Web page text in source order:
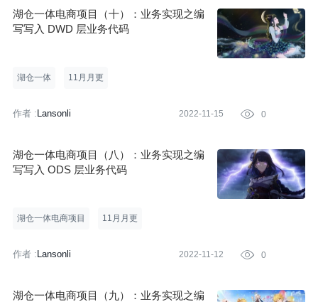
湖仓一体电商项目（十）：业务实现之编
写写入 DWD 层业务代码
湖仓一体 11月月更
作者 : Lansonli 2022-11-15  0
湖仓一体电商项目（八）：业务实现之编
写写入 ODS 层业务代码
湖仓一体电商项目 11月月更
作者 : Lansonli 2022-11-12  0
湖仓一体电商项目（九）：业务实现之编